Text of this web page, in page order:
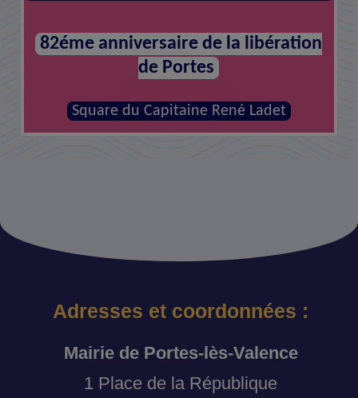
82éme anniversaire de la libération
de Portes
Square du Capitaine René Ladet
Virades de l'espoir
Adresses et coordonnées :
Mairie de Portes-lès-Valence
1 Place de la République